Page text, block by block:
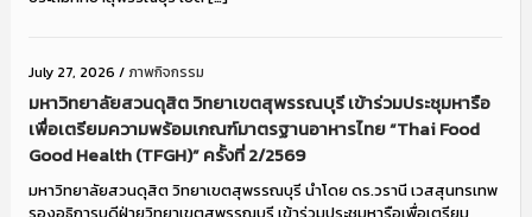
July 27, 2026 /ภาพกิจกรรม
มหาวิทยาลัยสวนดุสิต วิทยาเขตสุพรรณบุรี เข้าร่วมประชุมหารือ
เพื่อเตรียมความพร้อมเกณฑ์มาตรฐานอาหารไทย “Thai Food
Good Health (TFGH)” ครั้งที่ 2/2569
มหาวิทยาลัยสวนดุสิต วิทยาเขตสุพรรณบุรี นำโดย ดร.วรานี เวสสุนทรเทพ